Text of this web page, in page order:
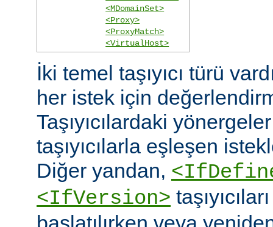
<MDomainSet>
<Proxy>
<ProxyMatch>
<VirtualHost>
İki temel taşıyıcı türü
her istek için
Taşıyıcılardaki
taşıyıcılarla eşleşen
Diğer yandan,
<IfVersion>